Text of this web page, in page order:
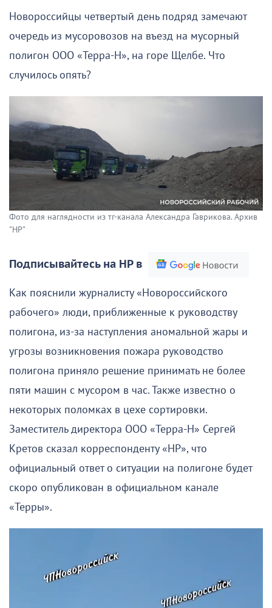
Новороссийцы четвертый день подряд замечают
очередь из мусоровозов на въезд на мусорный
полигон ООО «Терра-Н», на горе Щелбе. Что
случилось опять?
Фото для наглядности из тг-канала Александра Гаврикова. Архив
"НР"
Подписывайтесь на НР в
Как пояснили журналисту «Новороссийского
рабочего» люди, приближенные к руководству
полигона, из-за наступления аномальной жары и
угрозы возникновения пожара руководство
полигона приняло решение принимать не более
пяти машин с мусором в час. Также известно о
некоторых поломках в цехе сортировки.
Заместитель директора ООО «Терра-Н» Сергей
Кретов сказал корреспонденту «НР», что
официальный ответ о ситуации на полигоне будет
скоро опубликован в официальном канале
«Терры».